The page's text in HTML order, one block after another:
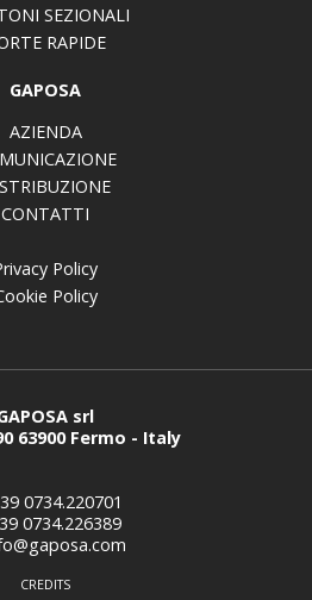
SEZIONALI
RAPIDE
GAPOSA
AZIENDA
CONTATTI
Policy
Policy
srl
63900 Fermo - Italy
0734.220701
0734.226389
CREDITS